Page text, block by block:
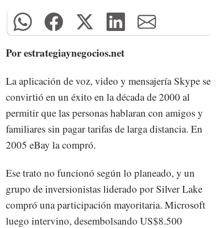
Por estrategiaynegocios.net
La aplicación de voz, video y mensajería Skype se
convirtió en un éxito en la década de 2000 al
permitir que las personas hablaran con amigos y
familiares sin pagar tarifas de larga distancia. En
2005 eBay la compró.
Ese trato no funcionó según lo planeado, y un
grupo de inversionistas liderado por Silver Lake
compró una participación mayoritaria. Microsoft
luego intervino, desembolsando US$8.500